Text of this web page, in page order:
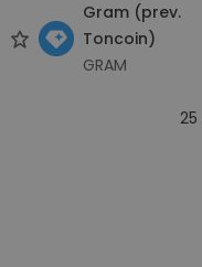
Gram (prev.
Toncoin)
GRAM
25